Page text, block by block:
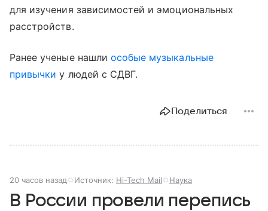
для изучения зависимостей и эмоциональных
расстройств.
Ранее ученые нашли особые музыкальные
привычки у людей с СДВГ.
Поделиться
20 часов назад Источник: Hi-Tech Mail Наука
В России провели перепись